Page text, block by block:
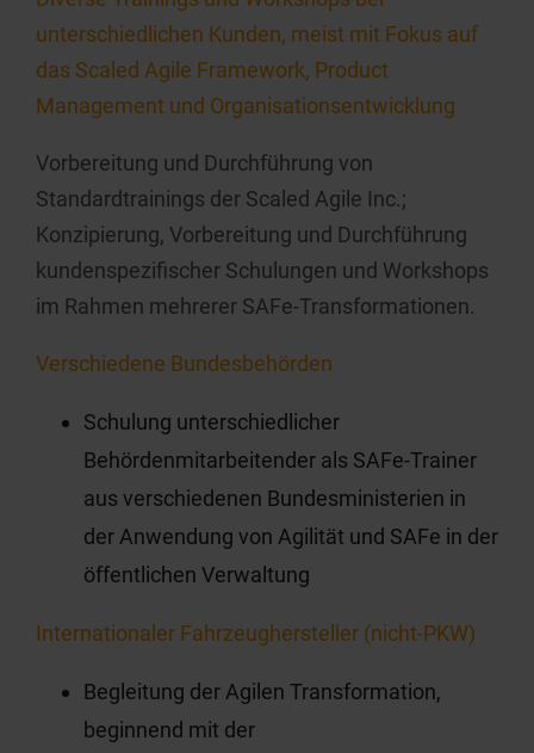
unterschiedlichen Kunden, meist mit Fokus auf
das Scaled Agile Framework, Product
Management und Organisationsentwicklung
Vorbereitung und Durchführung von
Standardtrainings der Scaled Agile Inc.;
Konzipierung, Vorbereitung und Durchführung
kundenspezifischer Schulungen und Workshops
im Rahmen mehrerer SAFe-Transformationen.
Verschiedene Bundesbehörden
Schulung unterschiedlicher
Behördenmitarbeitender als SAFe-Trainer
aus verschiedenen Bundesministerien in
der Anwendung von Agilität und SAFe in der
öffentlichen Verwaltung
Internationaler Fahrzeughersteller (nicht-PKW)
Begleitung der Agilen Transformation,
beginnend mit der